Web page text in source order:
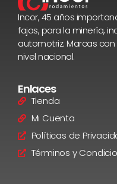
Incor, 45 años
fajas, para la minería,
automotriz. Marcas
nivel nacional.
Enlaces
Tienda
Mi Cuenta
Políticas de
Términos y